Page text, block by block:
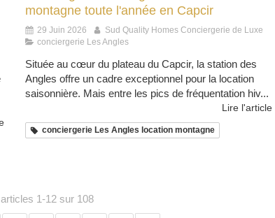
montagne toute l'année en Capcir
29 Juin 2026
Sud Quality Homes Conciergerie de Luxe
conciergerie Les Angles
Située au cœur du plateau du Capcir, la station des
Angles offre un cadre exceptionnel pour la location
saisonnière. Mais entre les pics de fréquentation hiv...
Lire l'article
conciergerie Les Angles location montagne
1-12 sur 108